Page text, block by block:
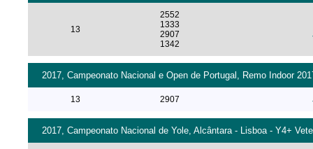
13
2552
1333
2907
1342
2017, Campeonato Nacional e Open de Portugal, Remo Indoor
13 2907
2017, Campeonato Nacional de Yole, Alcântara - Lisboa - Y4+